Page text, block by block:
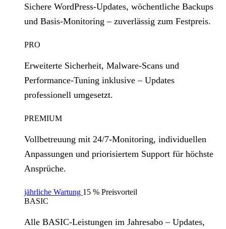
Sichere WordPress‑Updates, wöchentliche Backups
und Basis‑Monitoring – zuverlässig zum Festpreis.
PRO
Erweiterte Sicherheit, Malware‑Scans und
Performance‑Tuning inklusive – Updates
professionell umgesetzt.
PREMIUM
Vollbetreuung mit 24/7‑Monitoring, individuellen
Anpassungen und priorisiertem Support für höchste
Ansprüche.
jährliche Wartung 15 % Preisvorteil
BASIC
Alle BASIC‑Leistungen im Jahresabo – Updates,